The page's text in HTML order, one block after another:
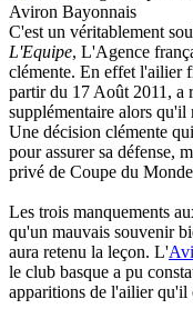
Aviron Bayonnais
C'est un véritablement
L'Equipe, L'Agence
clémente. En effet l'ailier
partir du 17 Août 2011, a
supplémentaire alors qu'il
Une décision clémente
pour assurer sa défense,
privé de Coupe du
Les trois manquements
qu'un mauvais souvenir
aura retenu la leçon. L'
le club basque a pu
apparitions de l'ailier qu'il